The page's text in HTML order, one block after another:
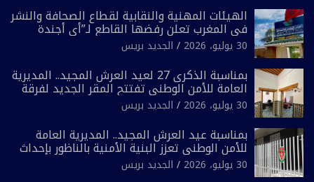
الهيئات المهنية والنقابية لقطاع الصحافة والنشر
في المغرب تعلن رفضها القاطع لـ”أي أجندة
انتخابية مُعدة على مقاس سياسي ومصلحي
ضيق”
30 يوليو، 2026 الجديد بريس
بمناسبة الذكرى 27 لعيد العرش المجيد.. المديرية
العامة للأمن الوطني تفتتح المقر الجديد لفرقة
الشرطة السياحية بفاس
30 يوليو، 2026 الجديد بريس
بمناسبة عيد العرش المجيد.. المديرية العامة
للأمن الوطني تعزز البنية الأمنية بالناظور بإحداث
فرقتين جديدتين
30 يوليو، 2026 الجديد بريس